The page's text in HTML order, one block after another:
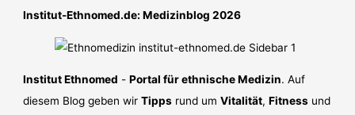
Institut-Ethnomed.de: Medizinblog 2026
Institut Ethnomed -Portal für ethnische Medizin. Auf
diesem Blog geben wirTipps rund umVitalität,Fitness und